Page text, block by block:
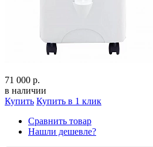
71 000 р.
в наличии
Купить Купить в 1 клик
Сравнить товар
Нашли дешевле?